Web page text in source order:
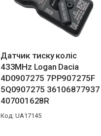
Датчик тиску коліс
433MHz Logan Dacia
4D0907275 7PP907275F
5Q0907275 36106877937
407001628R
UA17145